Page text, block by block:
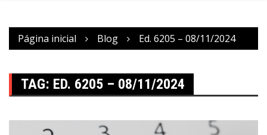
Página inicial Blog Ed. 6205 – 08/11/2024
TAG: ED. 6205 – 08/11/2024